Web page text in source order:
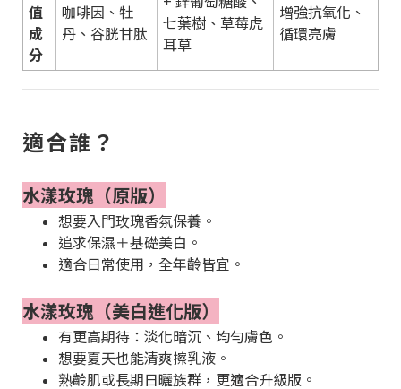
值
成
分
咖啡因、牡
丹、谷胱甘肽
七葉樹、草莓虎
耳草
增強抗氧化、
循環亮膚
適合誰？
水漾玫瑰（原版）
想要入門玫瑰香氛保養。
追求保濕＋基礎美白。
適合日常使用，全年齡皆宜。
水漾玫瑰（美白進化版）
有更高期待：淡化暗沉、均勻膚色。
想要夏天也能清爽擦乳液。
熟齡肌或長期日曬族群，更適合升級版。